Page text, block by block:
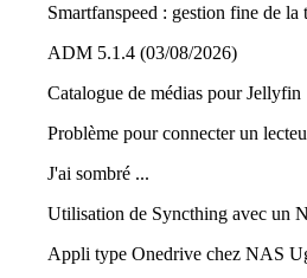
Smartfanspeed : gestion fine de la
ADM 5.1.4 (03/08/2026)
Catalogue de médias pour Jellyfin
Problème pour connecter un
J'ai sombré ...
Utilisation de Syncthing avec un
Appli type Onedrive chez NAS